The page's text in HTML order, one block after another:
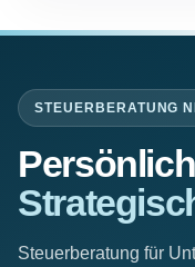
STEUERBERATUNG
Steuerberatung für